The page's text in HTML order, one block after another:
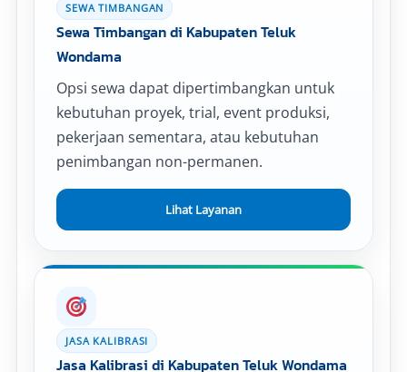
SEWA TIMBANGAN
Sewa Timbangan di Kabupaten Teluk
Wondama
Opsi sewa dapat dipertimbangkan untuk
kebutuhan proyek, trial, event produksi,
pekerjaan sementara, atau kebutuhan
penimbangan non-permanen.
Lihat Layanan
JASA KALIBRASI
Jasa Kalibrasi di Kabupaten Teluk Wondama